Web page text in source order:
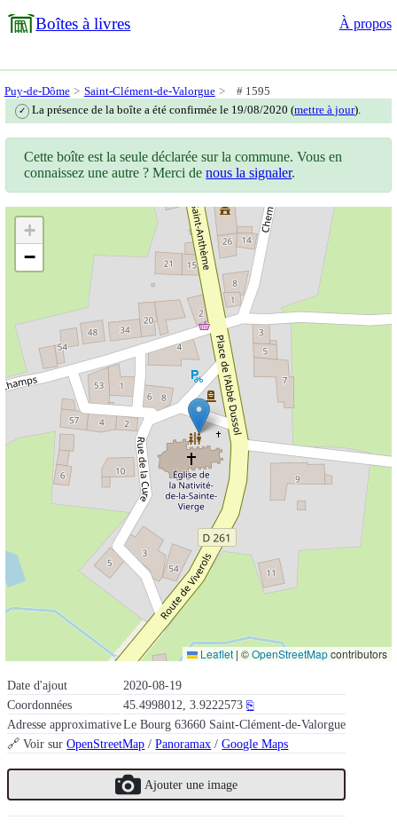
Boîtes à livres À propos
Puy-de-Dôme Saint-Clément-de-Valorgue # 1595
✓ La présence de la boîte a été confirmée le 19/08/2020 (mettre à jour).
Date d'ajout
2020-08-19
Coordonnées
45.4998012, 3.9222573 ⎘
Adresse approximativeLe Bourg 63660 Saint-Clément-de-Valorgue
🔗 Voir surOpenStreetMap /Panoramax /Google Maps
Ajouter une image
Cette boîte est la seule déclarée sur la commune. Vous en
connaissez une autre ? Merci denous la signaler.
+
−
Leaflet | ©OpenStreetMapcontributors